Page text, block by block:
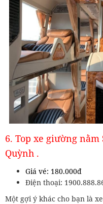
6. Top xe giường nằm
Quỳnh .
Giá vé: 180.000đ
Điện thoại:
Một gợi ý khác cho bạn là